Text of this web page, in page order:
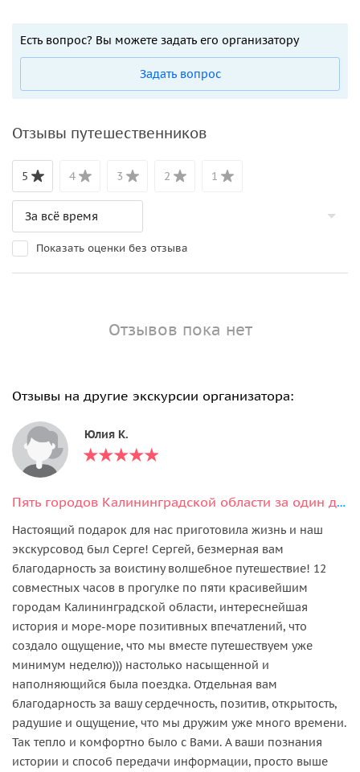
Есть вопрос? Вы можете задать его организатору
Задать вопрос
Отзывы путешественников
5 4 3 2 1
Показать оценки без отзыва
Отзывов пока нет
Отзывы на другие экскурсии организатора:
Юлия K.
Пять городов Калининградской области за один день
Настоящий подарок для нас приготовила жизнь и наш
экскурсовод был Серге! Сергей, безмерная вам
благодарность за воистину волшебное путешествие! 12
совместных часов в прогулке по пяти красивейшим
городам Калининградской области, интереснейшая
история и море-море позитивных впечатлений, что
создало ощущение, что мы вместе путешествуем уже
минимум неделю))) настолько насыщенной и
наполняющийся была поездка. Отдельная вам
благодарность за вашу сердечность, позитив, открытость,
радушие и ощущение, что мы дружим уже много времени.
Так тепло и комфортно было с Вами. А ваши познания
истории и способ передачи информации, просто выше